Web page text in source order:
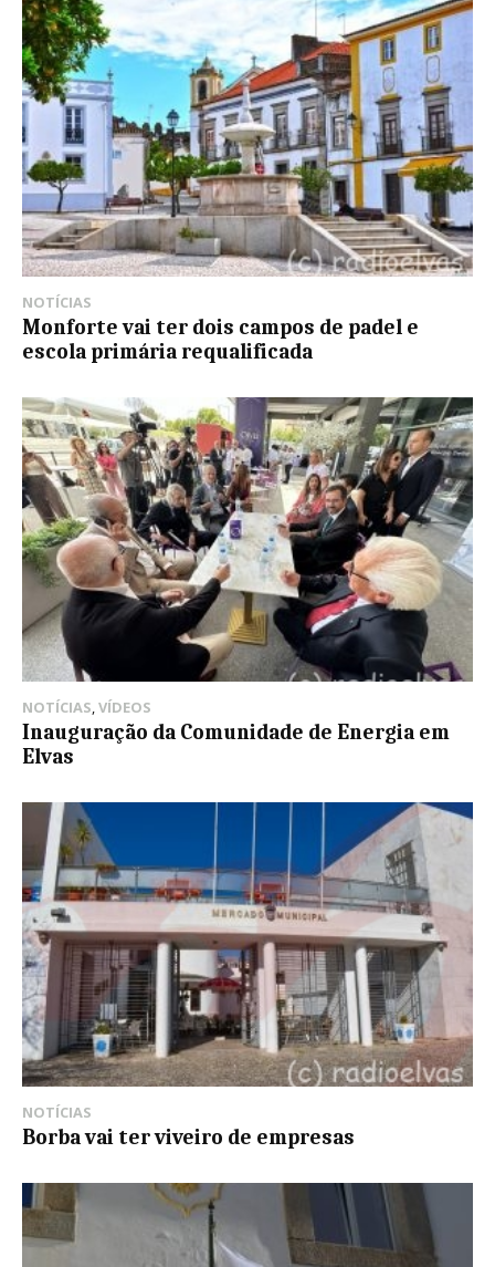
NOTÍCIAS
Monforte vai ter dois campos de padel e
escola primária requalificada
NOTÍCIAS VÍDEOS
Inauguração da Comunidade de Energia em
Elvas
NOTÍCIAS
Borba vai ter viveiro de empresas